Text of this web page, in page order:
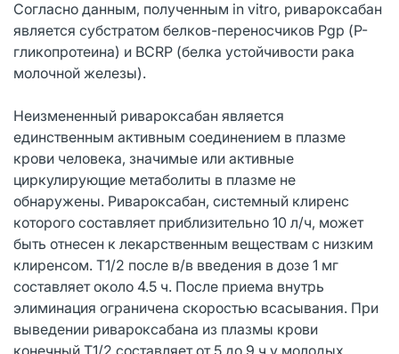
Согласно данным, полученным in vitro, ривароксабан
является субстратом белков-переносчиков Pgp (Р-
гликопротеина) и BCRP (белка устойчивости рака
молочной железы).
Неизмененный ривароксабан является
единственным активным соединением в плазме
крови человека, значимые или активные
циркулирующие метаболиты в плазме не
обнаружены. Ривароксабан, системный клиренс
которого составляет приблизительно 10 л/ч, может
быть отнесен к лекарственным веществам с низким
клиренсом. Т1/2 после в/в введения в дозе 1 мг
составляет около 4.5 ч. После приема внутрь
элиминация ограничена скоростью всасывания. При
выведении ривароксабана из плазмы крови
конечный Т1/2 составляет от 5 до 9 ч у молодых